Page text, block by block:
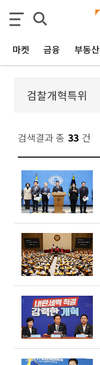
마켓 금융 부동산
검색결과 총 33 건